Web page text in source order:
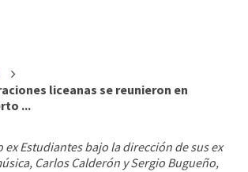
liceanas se reunieron en
...
ex Estudiantes bajo la dirección de sus ex
Carlos Calderón y Sergio Bugueño,